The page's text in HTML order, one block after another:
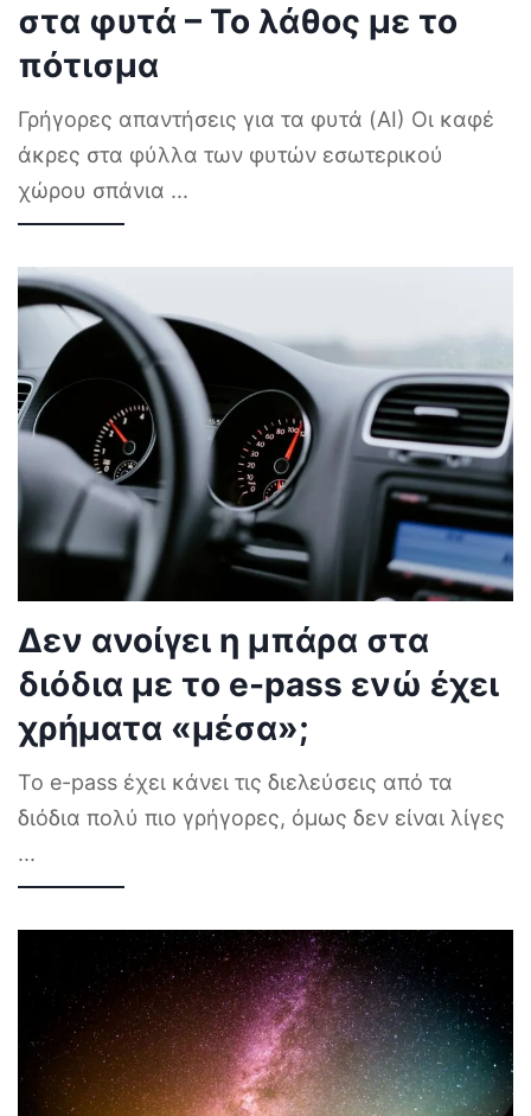
στα φυτά – Το λάθος με το
πότισμα
Γρήγορες απαντήσεις για τα φυτά (AI) Οι καφέ
άκρες στα φύλλα των φυτών εσωτερικού
χώρου σπάνια ...
Δεν ανοίγει η μπάρα στα
διόδια με το e-pass ενώ έχει
χρήματα «μέσα»;
Το e-pass έχει κάνει τις διελεύσεις από τα
διόδια πολύ πιο γρήγορες, όμως δεν είναι λίγες
...